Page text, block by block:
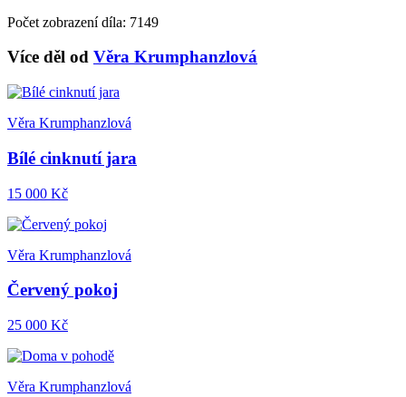
Počet zobrazení díla: 7149
Více děl od Věra Krumphanzlová
Věra Krumphanzlová
Bílé cinknutí jara
15 000 Kč
Věra Krumphanzlová
Červený pokoj
25 000 Kč
Věra Krumphanzlová